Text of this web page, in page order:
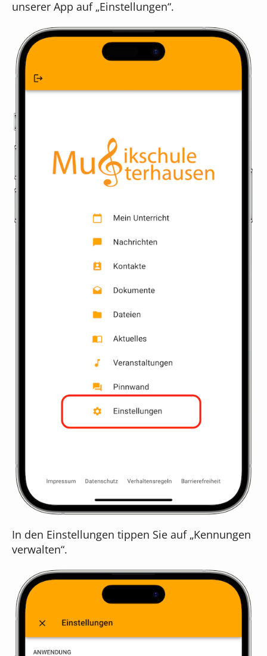
Server mieten
Was kostet iMikel?
Versionshinweise
Textbearbeitung
Preisübersicht
für Administratoren
für Webdesigner
Unser Gebäude
Das sagen unsere Kunden
unserer App auf „Einstellungen“.
In den Einstellungen tippen Sie auf „Kennungen
verwalten“.